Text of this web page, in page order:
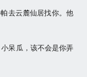
去云麓仙居找你。他
呆瓜，该不会是你弄